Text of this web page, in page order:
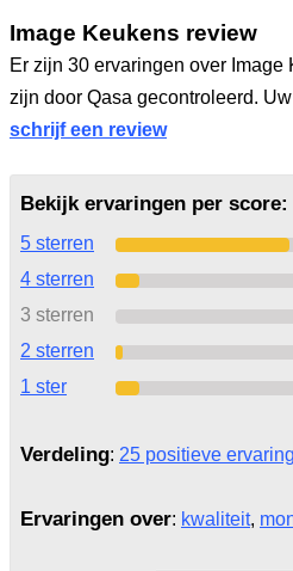
Image Keukens review
Er zijn 30 ervaringen over Image
zijn door Qasa gecontroleerd.
schrijf een review
Bekijk ervaringen per score:
5 sterren
4 sterren
3 sterren
2 sterren
1 ster
Verdeling: 25 positieve
Ervaringen over: kwaliteit,